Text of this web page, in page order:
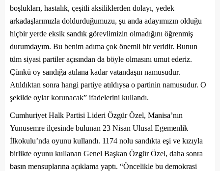
boşlukları, hastalık, çeşitli aksiliklerden dolayı, yedek
arkadaşlarımızla doldurduğumuzu, şu anda adayımızın olduğu
hiçbir yerde eksik sandık görevlimizin olmadığını öğrenmiş
durumdayım. Bu benim adıma çok önemli bir veridir. Bunun
tüm siyasi partiler açısından da böyle olmasını umut ederiz.
Çünkü oy sandığa atılana kadar vatandaşın namusudur.
Atıldıktan sonra hangi partiye atıldıysa o partinin namusudur. O
şekilde oylar korunacak” ifadelerini kullandı.
Cumhuriyet Halk Partisi Lideri Özgür Özel, Manisa’nın
Yunusemre ilçesinde bulunan 23 Nisan Ulusal Egemenlik
İlkokulu’nda oyunu kullandı. 1174 nolu sandıkta eşi ve kızıyla
birlikte oyunu kullanan Genel Başkan Özgür Özel, daha sonra
basın mensuplarına açıklama yaptı. “Öncelikle bu demokrasi